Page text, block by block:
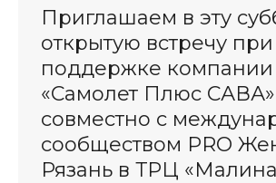
Приглашаем в эту
открытую встречу при
поддержке компании
«Самолет Плюс САВА»
совместно с
сообществом PRO
Рязань в ТРЦ